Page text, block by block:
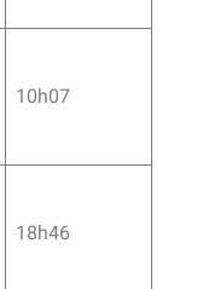
10h07
18h46